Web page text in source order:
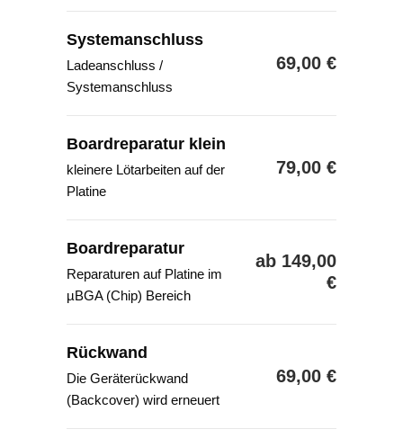
Systemanschluss
Ladeanschluss /
Systemanschluss
69,00 €
Boardreparatur klein
kleinere Lötarbeiten auf der
Platine
79,00 €
Boardreparatur
Reparaturen auf Platine im
µBGA (Chip) Bereich
ab 149,00
€
Rückwand
Die Geräterückwand
(Backcover) wird erneuert
69,00 €